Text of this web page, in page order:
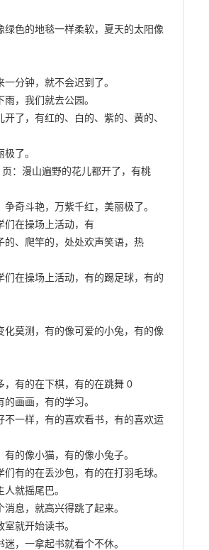
绿色的地毯一样柔软，夏天的太阳像
一分钟，就不会迟到了。
雨，我们就去公园。
开了，有红的、白的、紫的、黄的、
了。
：漫山遍野的花儿都开了，有桃
奇斗艳，万紫千红，美丽极了。
们在操场上活动，有
的、爬竿的，处处欢声笑语，热
们在操场上活动，有的踢足球，有的
化莫测，有的像可爱的小兔，有的像
，有的在下棋，有的在跳舞 0
的画画，有的学习。
不一样，有的喜欢看书，有的喜欢运
有的像小猫，有的像小兔子。
们有的在丢沙包，有的在打羽毛球。
就摇尾巴。
消息，就高兴得跳了起来。
就开始读书。
迷，一拿起书就看个不休。